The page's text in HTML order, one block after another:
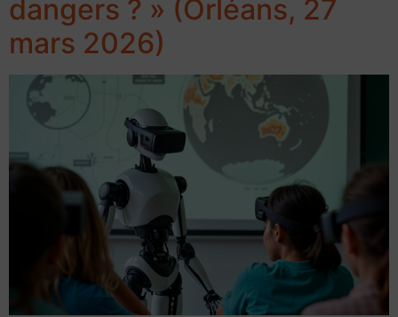
dangers ? » (Orléans, 27
mars 2026)